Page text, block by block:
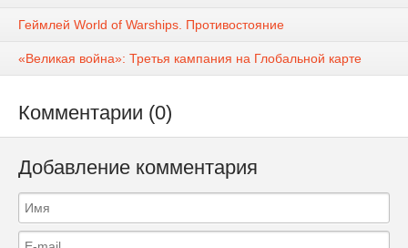
Геймлей World of Warships. Противостояние
«Великая война»: Третья кампания на Глобальной карте
Комментарии (0)
Добавление комментария